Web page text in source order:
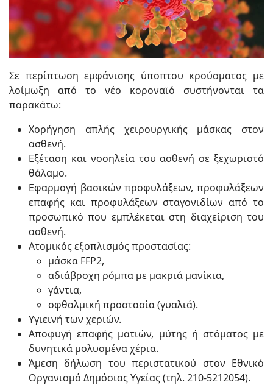
Σε περίπτωση εμφάνισης ύποπτου κρούσματος με
λοίμωξη από το νέο κοροναϊό συστήνονται τα
παρακάτω:
Χορήγηση απλής χειρουργικής μάσκας στον
ασθενή.
Εξέταση και νοσηλεία του ασθενή σε ξεχωριστό
θάλαμο.
Εφαρμογή βασικών προφυλάξεων, προφυλάξεων
επαφής και προφυλάξεων σταγονιδίων από το
προσωπικό που εμπλέκεται στη διαχείριση του
ασθενή.
Ατομικός εξοπλισμός προστασίας:
μάσκα FFP2,
αδιάβροχη ρόμπα με μακριά μανίκια,
γάντια,
οφθαλμική προστασία (γυαλιά).
Υγιεινή των χεριών.
Αποφυγή επαφής ματιών, μύτης ή στόματος με
δυνητικά μολυσμένα χέρια.
Άμεση δήλωση του περιστατικού στον Εθνικό
Οργανισμό Δημόσιας Υγείας (τηλ. 210-5212054).